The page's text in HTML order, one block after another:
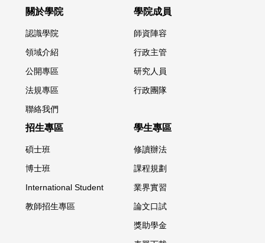
關於學院
認識學院
領域介紹
公開專區
法規專區
聯絡我們
學院成員
師資陣容
行政主管
研究人員
行政團隊
招生專區
碩士班
博士班
International Student
教師招生專區
學生專區
修讀辦法
課程規劃
業界實習
論文口試
獎助學金